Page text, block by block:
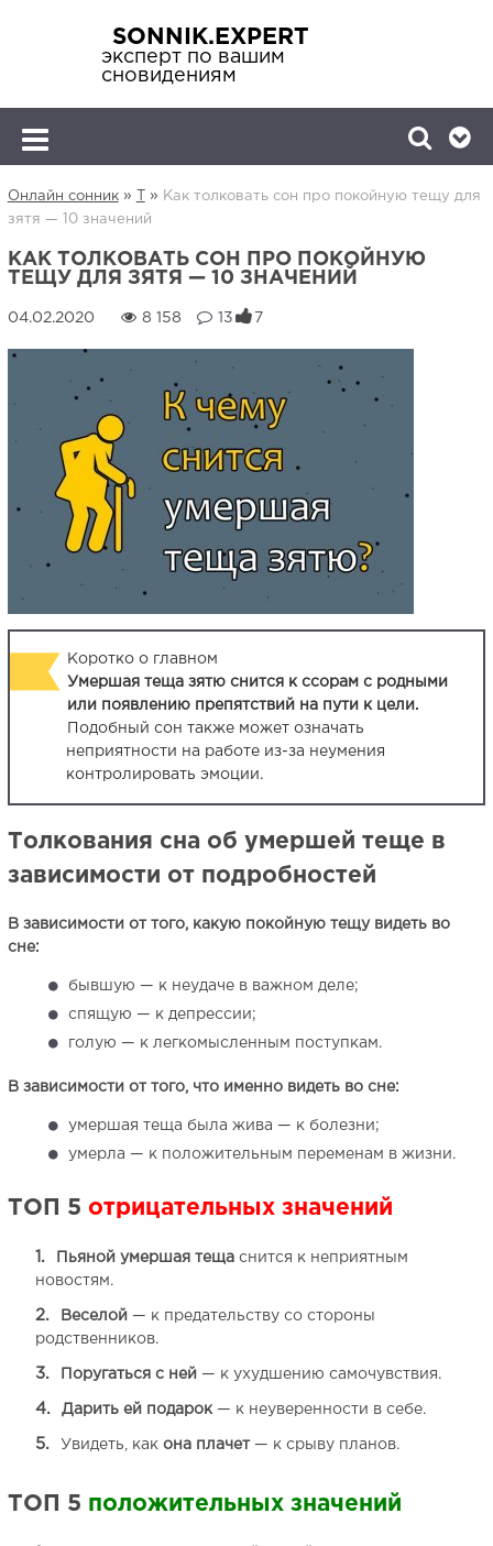
SONNIK.EXPERT
эксперт по вашим
сновидениям
Онлайн сонник» »
Как толковать сон про покойную тещу для
зятя — 10 значений
КАК ТОЛКОВАТЬ СОН ПРО ПОКОЙНУЮ
ТЕЩУ ДЛЯ ЗЯТЯ — 10 ЗНАЧЕНИЙ
8 158 13 7
Коротко о главном
Умершая теща зятю снится к ссорам с родными
или появлению препятствий на пути к цели.
Подобный сон также может означать
неприятности на работе из-за неумения
контролировать эмоции.
Толкования сна об умершей теще в
зависимости от подробностей
В зависимости от того, какую покойную тещу видеть во
сне:
бывшую — к неудаче в важном деле;
спящую — к депрессии;
голую — к легкомысленным поступкам.
В зависимости от того, что именно видеть во сне:
умершая теща была жива — к болезни;
умерла — к положительным переменам в жизни.
ТОП 5 отрицательных значений
Пьяной умершая теща снится к неприятным
новостям.
Веселой — к предательству со стороны
родственников.
Поругаться с ней — к ухудшению самочувствия.
Дарить ей подарок— к неуверенности в себе.
Увидеть, как она плачет— к срыву планов.
ТОП 5 положительных значений